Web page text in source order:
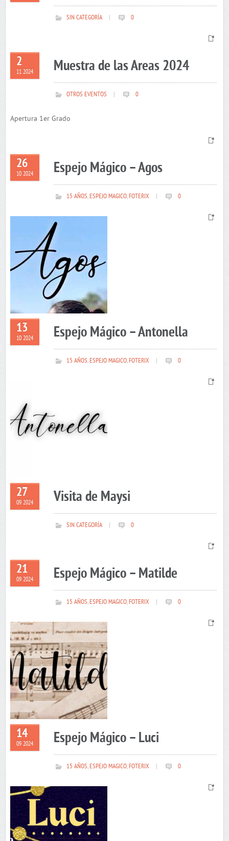
SIN CATEGORÍA 0
2
11 2024 Muestra de las Areas 2024
OTROS EVENTOS 0
Apertura 1er Grado
26
10 2024 Espejo Mágico – Agos
15 AÑOS,ESPEJO MAGICO,FOTERIX 0
13
10 2024 Espejo Mágico – Antonella
15 AÑOS,ESPEJO MAGICO,FOTERIX 0
27
09 2024 Visita de Maysi
SIN CATEGORÍA 0
21
09 2024 Espejo Mágico – Matilde
15 AÑOS,ESPEJO MAGICO,FOTERIX 0
14
09 2024 Espejo Mágico – Luci
15 AÑOS,ESPEJO MAGICO,FOTERIX 0